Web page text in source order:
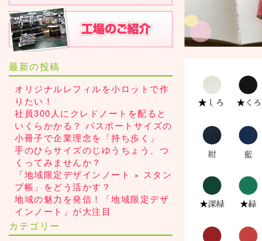
最新の投稿
オリジナルレフィルを小ロットで作
りたい！
社員300人にクレドノートを配ると
いくらかかる？ パスポートサイズの
小冊子で企業理念を「持ち歩く」
手のひらサイズのじゆうちょう、つ
くってみませんか？
「地域限定デザインノート × スタン
プ帳」をどう活かす？
地域の魅力を発信！「地域限定デザ
インノート」が大注目
カテゴリー